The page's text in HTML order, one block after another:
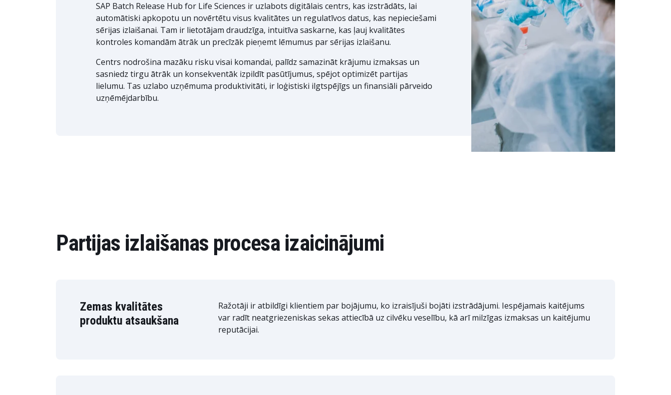
SAP Batch Release Hub for Life Sciences ir uzlabots digitālais centrs, kas izstrādāts, lai
automātiski apkopotu un novērtētu visus kvalitātes un regulatīvos datus, kas nepieciešami
sērijas izlaišanai. Tam ir lietotājam draudzīga, intuitīva saskarne, kas ļauj kvalitātes
kontroles komandām ātrāk un precīzāk pieņemt lēmumus par sērijas izlaišanu.
Centrs nodrošina mazāku risku visai komandai, palīdz samazināt krājumu izmaksas un
sasniedz tirgu ātrāk un konsekventāk izpildīt pasūtījumus, spējot optimizēt partijas
lielumu. Tas uzlabo uzņēmuma produktivitāti, ir loģistiski ilgtspējīgs un finansiāli pārveido
uzņēmējdarbību.
Partijas izlaišanas procesa izaicinājumi
Zemas kvalitātes
produktu atsaukšana
Ražotāji ir atbildīgi klientiem par bojājumu, ko izraisījuši bojāti izstrādājumi. Iespējamais kaitējums
var radīt neatgriezeniskas sekas attiecībā uz cilvēku veselību, kā arī milzīgas izmaksas un kaitējumu
reputācijai.